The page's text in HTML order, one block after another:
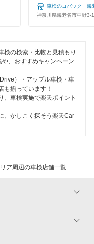
車検のコバック 海
神奈川県海老名市中野3-
検の検索・比較と見積もり
、おすすめキャンペーン
）・アップル車検・車
も揃っています！
、車検実施で楽天ポイント
、かしこく探そう楽天Car
ア周辺の車検店舗一覧